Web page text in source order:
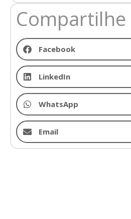
Compartilhe
Facebook
LinkedIn
WhatsApp
Email